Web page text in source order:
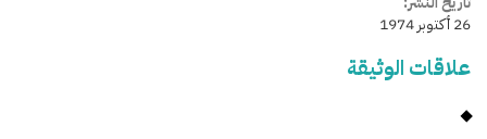
26 أكتوبر 1974
علاقات الوثيقة